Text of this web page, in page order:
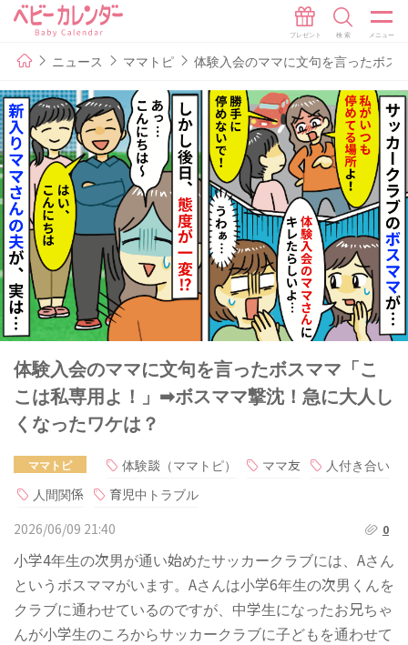
ニュース ママトピ 体験入会のママに文句を言ったボス
体験入会のママに文句を言ったボスママ「こ
こは私専用よ！」➡ボスママ撃沈！急に大人し
くなったワケは？
ママトピ 体験談（ママトピ） ママ友
人付き合い
人間関係
育児中トラブル
2026/06/09 21:40
0
小学4年生の次男が通い始めたサッカークラブには、Aさん
というボスママがいます。Aさんは小学6年生の次男くんを
クラブに通わせているのですが、中学生になったお兄ちゃ
んが小学生のころからサッカークラブに子どもを通わせて